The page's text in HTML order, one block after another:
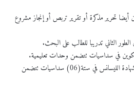
تحرير مذكرة أو تقرير تربص أو إنجاز مشروع
الثاني تدريبا للطالب على البحث.
في سداسيات تتضمن وحدات تعليمية.
– تنظم مسالك التكوين لنيل شهادة الليسانس في ستة(06) سداسيات تتضمن